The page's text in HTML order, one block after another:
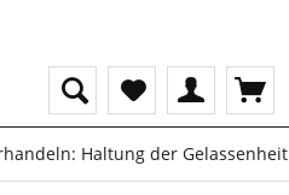
Haltung der Gelassenheit